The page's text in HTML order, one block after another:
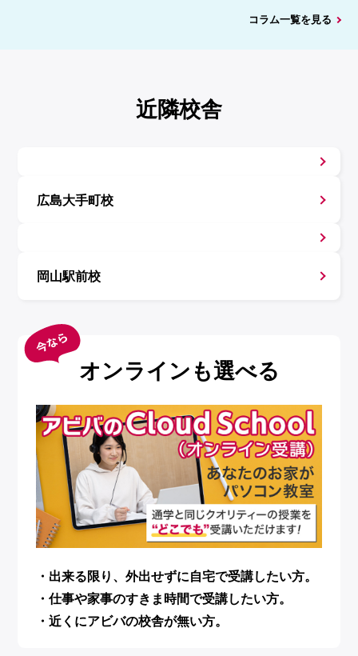
コラム一覧を見る
近隣校舎
広島大手町校
岡山駅前校
オンラインも選べる
・出来る限り、外出せずに自宅で受講したい方。
・仕事や家事のすきま時間で受講したい方。
・近くにアビバの校舎が無い方。